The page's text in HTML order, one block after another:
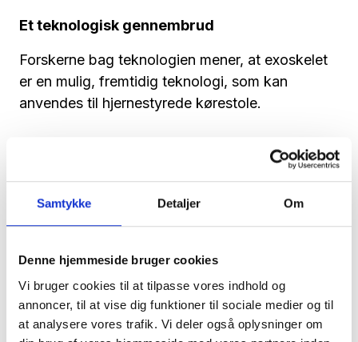
Samtykke Detaljer Om
Denne hjemmeside bruger cookies
Vi bruger cookies til at tilpasse vores indhold og
annoncer, til at vise dig funktioner til sociale medier og til
at analysere vores trafik. Vi deler også oplysninger om
Et teknologisk gennembrud
Forskerne bag teknologien mener, at exoskelet
er en mulig, fremtidig teknologi, som kan
anvendes til hjernestyrede kørestole.